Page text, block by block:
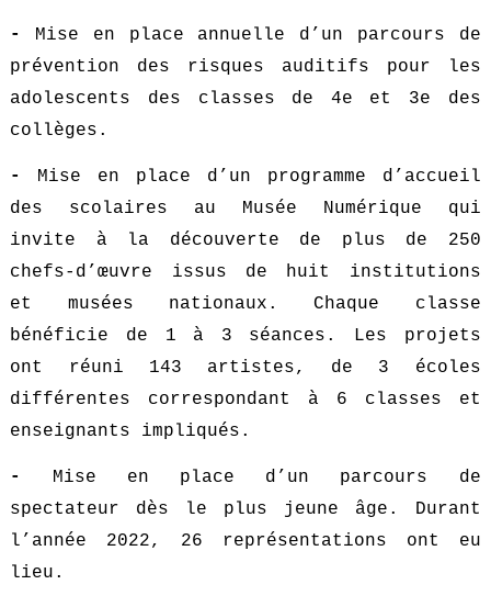
- Mise en place annuelle d’un parcours de
prévention des risques auditifs pour les
adolescents des classes de 4e et 3e des
collèges.
- Mise en place d’un programme d’accueil
des scolaires au Musée Numérique qui
invite à la découverte de plus de 250
chefs-d’œuvre issus de huit institutions
et musées nationaux. Chaque classe
bénéficie de 1 à 3 séances. Les projets
ont réuni 143 artistes, de 3 écoles
différentes correspondant à 6 classes et
enseignants impliqués.
- Mise en place d’un parcours de
spectateur dès le plus jeune âge. Durant
l’année 2022, 26 représentations ont eu
lieu.